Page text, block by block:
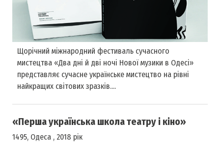
Щорічний міжнародний фестиваль сучасного
мистецтва «Два дні й дві ночі Нової музики в Одесі»
представляє сучасне українське мистецтво на рівні
найкращих світових зразків....
«Перша українська школа театру і кіно»
1495, Одеса , 2018 рік